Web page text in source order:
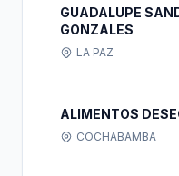
GUADALUPE
GONZALES
LA PAZ
ALIMENTOS
COCHABAMBA